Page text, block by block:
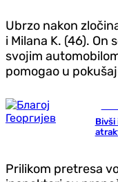
Ubrzo nakon
i Milana K. (46).
svojim
pomogao u
Bivši
Prilikom pretresa